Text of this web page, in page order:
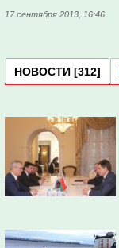
17 сентября 2013, 16:46
НОВОСТИ [312]